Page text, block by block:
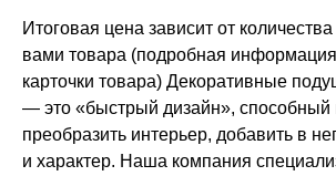
Итоговая цена зависит от количества
вами товара (подробная
карточки товара) Декоративные
— это «быстрый дизайн», способный
преобразить интерьер, добавить в
и характер. Наша компания